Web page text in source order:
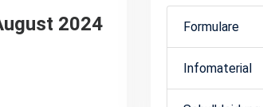
2024 Formulare
Infomaterial